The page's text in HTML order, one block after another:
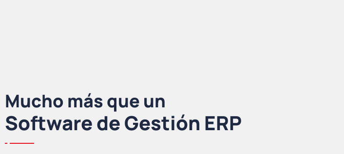
Mucho más que un
Software de Gestión ERP